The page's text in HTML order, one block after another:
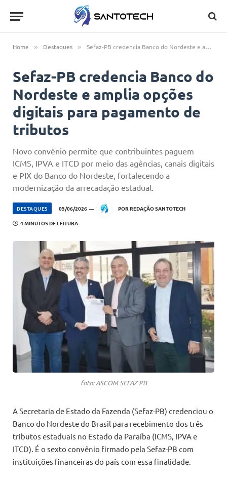
Home » Destaques » Sefaz-PB credencia Banco do Nordeste e amplia opções digitais para pagamento de tributos
Sefaz-PB credencia Banco do
Nordeste e amplia opções
digitais para pagamento de
tributos
Novo convênio permite que contribuintes paguem
ICMS, IPVA e ITCD por meio das agências, canais digitais
e PIX do Banco do Nordeste, fortalecendo a
modernização da arrecadação estadual.
DESTAQUES 05/06/2026 POR REDAÇÃO SANTOTECH
4 MINUTOS DE LEITURA
foto: ASCOM SEFAZ PB
A Secretaria de Estado da Fazenda (Sefaz-PB) credenciou o
Banco do Nordeste do Brasil para recebimento dos três
tributos estaduais no Estado da Paraíba (ICMS, IPVA e
ITCD). É o sexto convênio firmado pela Sefaz-PB com
instituições financeiras do país com essa finalidade.